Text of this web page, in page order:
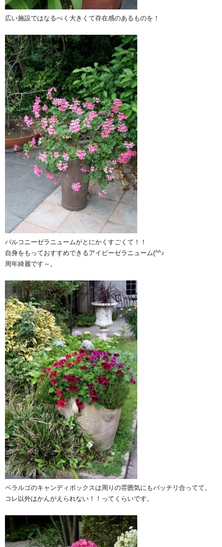
広い施設ではなるべく大きくて存在感のあるものを！
バルコニーゼラニュームがとにかくすごくて！！
自身をもっておすすめできるアイビーゼラニューム(^^♪
周年綺麗です～。
ペラルゴのキャンディボックスは周りの雰囲気にもバッチリ合ってて。
コレ以外はかんがえられない！！ってくらいです。